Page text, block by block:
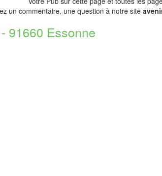
un commentaire, une question à notre site
91660 Essonne